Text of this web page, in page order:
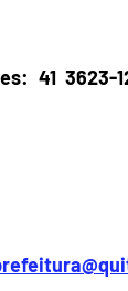
41 3623-